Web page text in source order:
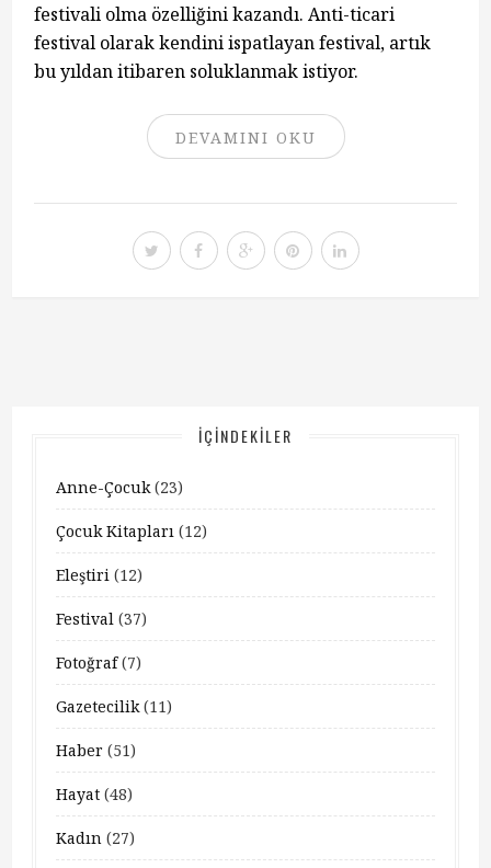
festivali olma özelliğini kazandı. Anti-ticari
festival olarak kendini ispatlayan festival, artık
bu yıldan itibaren soluklanmak istiyor.
DEVAMINI OKU
İÇINDEKILER
Anne-Çocuk(23)
Çocuk Kitapları (12)
Eleştiri (12)
Festival (37)
Fotoğraf(7)
Gazetecilik(11)
Haber (51)
Hayat (48)
Kadın (27)